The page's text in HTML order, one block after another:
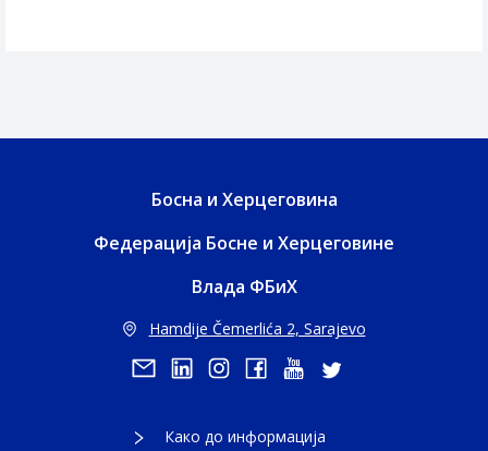
Босна и Херцеговина
Федерација Босне и Херцеговине
Влада ФБиХ
Hamdije Čemerlića 2, Sarajevo
Како до информација